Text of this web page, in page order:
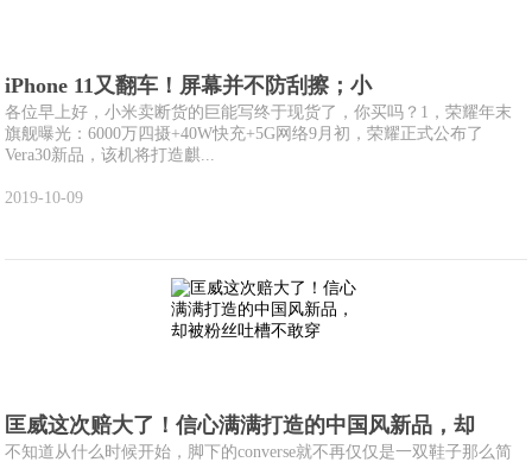
iPhone 11又翻车！屏幕并不防刮擦；小
各位早上好，小米卖断货的巨能写终于现货了，你买吗？1，荣耀年末
旗舰曝光：6000万四摄+40W快充+5G网络9月初，荣耀正式公布了
Vera30新品，该机将打造麒...
2019-10-09
匡威这次赔大了！信心满满打造的中国风新品，却
不知道从什么时候开始，脚下的converse就不再仅仅是一双鞋子那么简